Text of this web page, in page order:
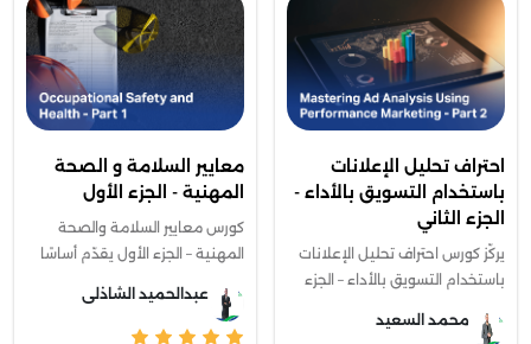
احتراف تحليل الإعلانات
باستخدام التسويق بالأداء -
الجزء الثاني
يركّز كورس احتراف تحليل الإعلانات
باستخدام التسويق بالأداء – الجزء
الحملات الإعلانية باحترافية لضمان
محمد السعيد
معايير السلامة و الصحة
المهنية - الجزء الأول
كورس معايير السلامة والصحة
المهنية – الجزء الأول يقدّم أساسًا
في بيئات العمل المختلفة وفقًا
لمعايير OSHA الأمريكية، كما
عبدالحميد الشاذلى